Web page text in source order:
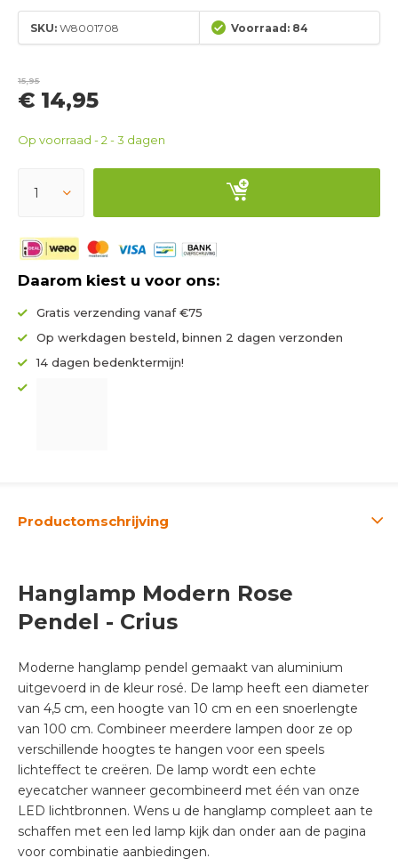
SKU: W8001708 Voorraad: 84
15,95
€ 14,95
Op voorraad - 2 - 3 dagen
Daarom kiest u voor ons:
Gratis verzending vanaf €75
Op werkdagen besteld, binnen 2 dagen verzonden
14 dagen bedenktermijn!
Productomschrijving
Hanglamp Modern Rose
Pendel - Crius
Moderne hanglamp pendel gemaakt van aluminium
uitgevoerd in de kleur rosé. De lamp heeft een diameter
van 4,5 cm, een hoogte van 10 cm en een snoerlengte
van 100 cm. Combineer meerdere lampen door ze op
verschillende hoogtes te hangen voor een speels
lichteffect te creëren. De lamp wordt een echte
eyecatcher wanneer gecombineerd met één van onze
LED lichtbronnen. Wens u de hanglamp compleet aan te
schaffen met een led lamp kijk dan onder aan de pagina
voor combinatie aanbiedingen.